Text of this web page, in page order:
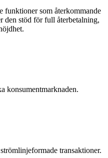
funktioner som återkommande
den stöd för full återbetalning,
konsumentmarknaden.
transaktioner.